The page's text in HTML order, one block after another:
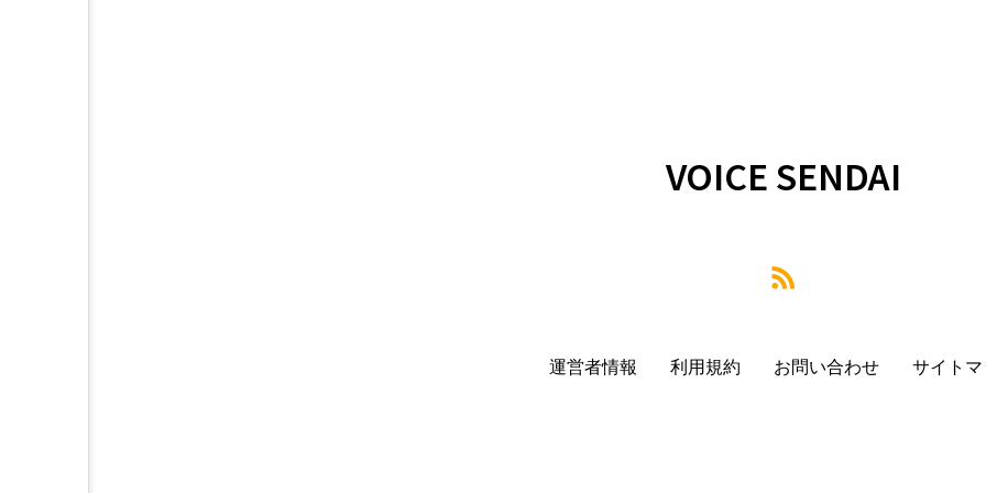
VOICE SENDAI
運営者情報 利用規約 お問い合わせ サイト